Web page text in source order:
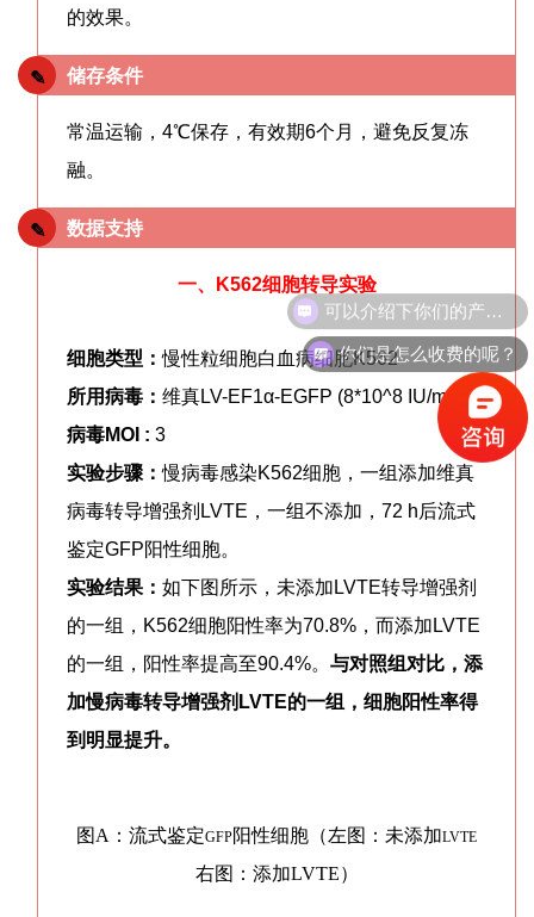
的效果。
✎ 储存条件
常温运输，4℃保存，有效期6个月，避免反复冻
融。
✎ 数据支持
一、K562细胞转导实验
细胞类型 ：慢性粒细胞白血病细胞K562
所用病毒： 维真LV-EF1α-EGFP (8*10^8 IU/mL
病毒MOI : 3
实验步骤：慢病毒感染K562细胞，一组添加维真
病毒转导增强剂LVTE，一组不添加，72 h后流式
鉴定GFP阳性细胞。
实验结果： 如下图所示，未添加LVTE转导增强剂
的一组，K562细胞阳性率为70.8%，而添加LVTE
的一组，阳性率提高至90.4%。 与对照组对比，添
加慢病毒转导增强剂LVTE的一组，细胞阳性率得
到明显提升。
图A： 流式鉴定GFP阳性细胞（左图：未添加LVTE
右图：添加LVTE）
可以介绍下你们的产品么？
你们是怎么收费的呢？